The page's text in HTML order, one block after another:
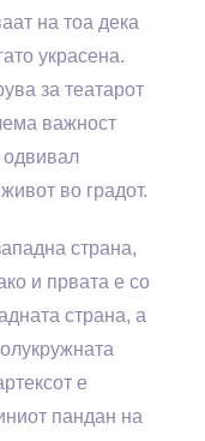
на тоа дека
украсена.
за театарот
важност
одвивал
во градот.
страна,
и првата е со
страна, а
е
пандан на